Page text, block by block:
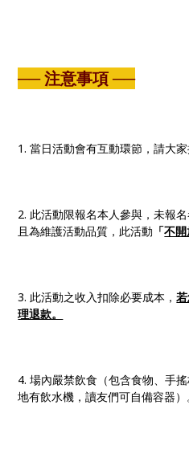
── 注意事項 ──
1. 當日活動會有互動環節，請大家
2. 此活動限報名本人參與，未報
且為維護活動品質，此活動 「不
3. 此活動之收入扣除必要成本，
理退款。
4. 場內嚴禁飲食（包含食物、手
地有飲水機，讀友們可自備容器）